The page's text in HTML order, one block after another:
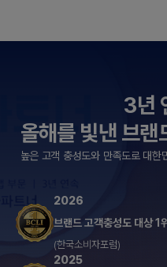
3년
올해를 빛낸 브랜
높은 고객 충성도와 만족도로 대한
2026
브랜드 고객충성도 대상 1위
(한국소비자포럼)
2025